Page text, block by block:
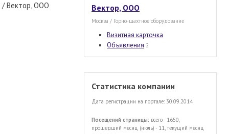
/ Вектор, ООО Вектор, ООО
Москва / Горно-шахтное оборудование
Визитная карточка
Объявления 2
Статистика компании
Дата регистрации на портале: 30.09.2014
Посещений страницы: всего - 1650,
прошедший месяц (июль) - 11, текущий месяц